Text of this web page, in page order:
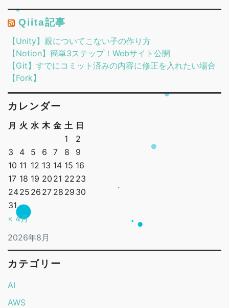
Qiita記事
【Unity】親についてこない子の作り方
【Notion】簡単3ステップ！Webサイト公開
【Git】すでにコミット済みの内容に修正を入れたい場合
【Fork】
カレンダー
2026年8月
月 火 水 木 金 土 日
« 4月
1
2
3
4 5 6 7 8
9
10 11 12 13 14 15 16
17 18 19 20 21 22 23
2425 26 27 28 29 30
31
カテゴリー
AI
AWS